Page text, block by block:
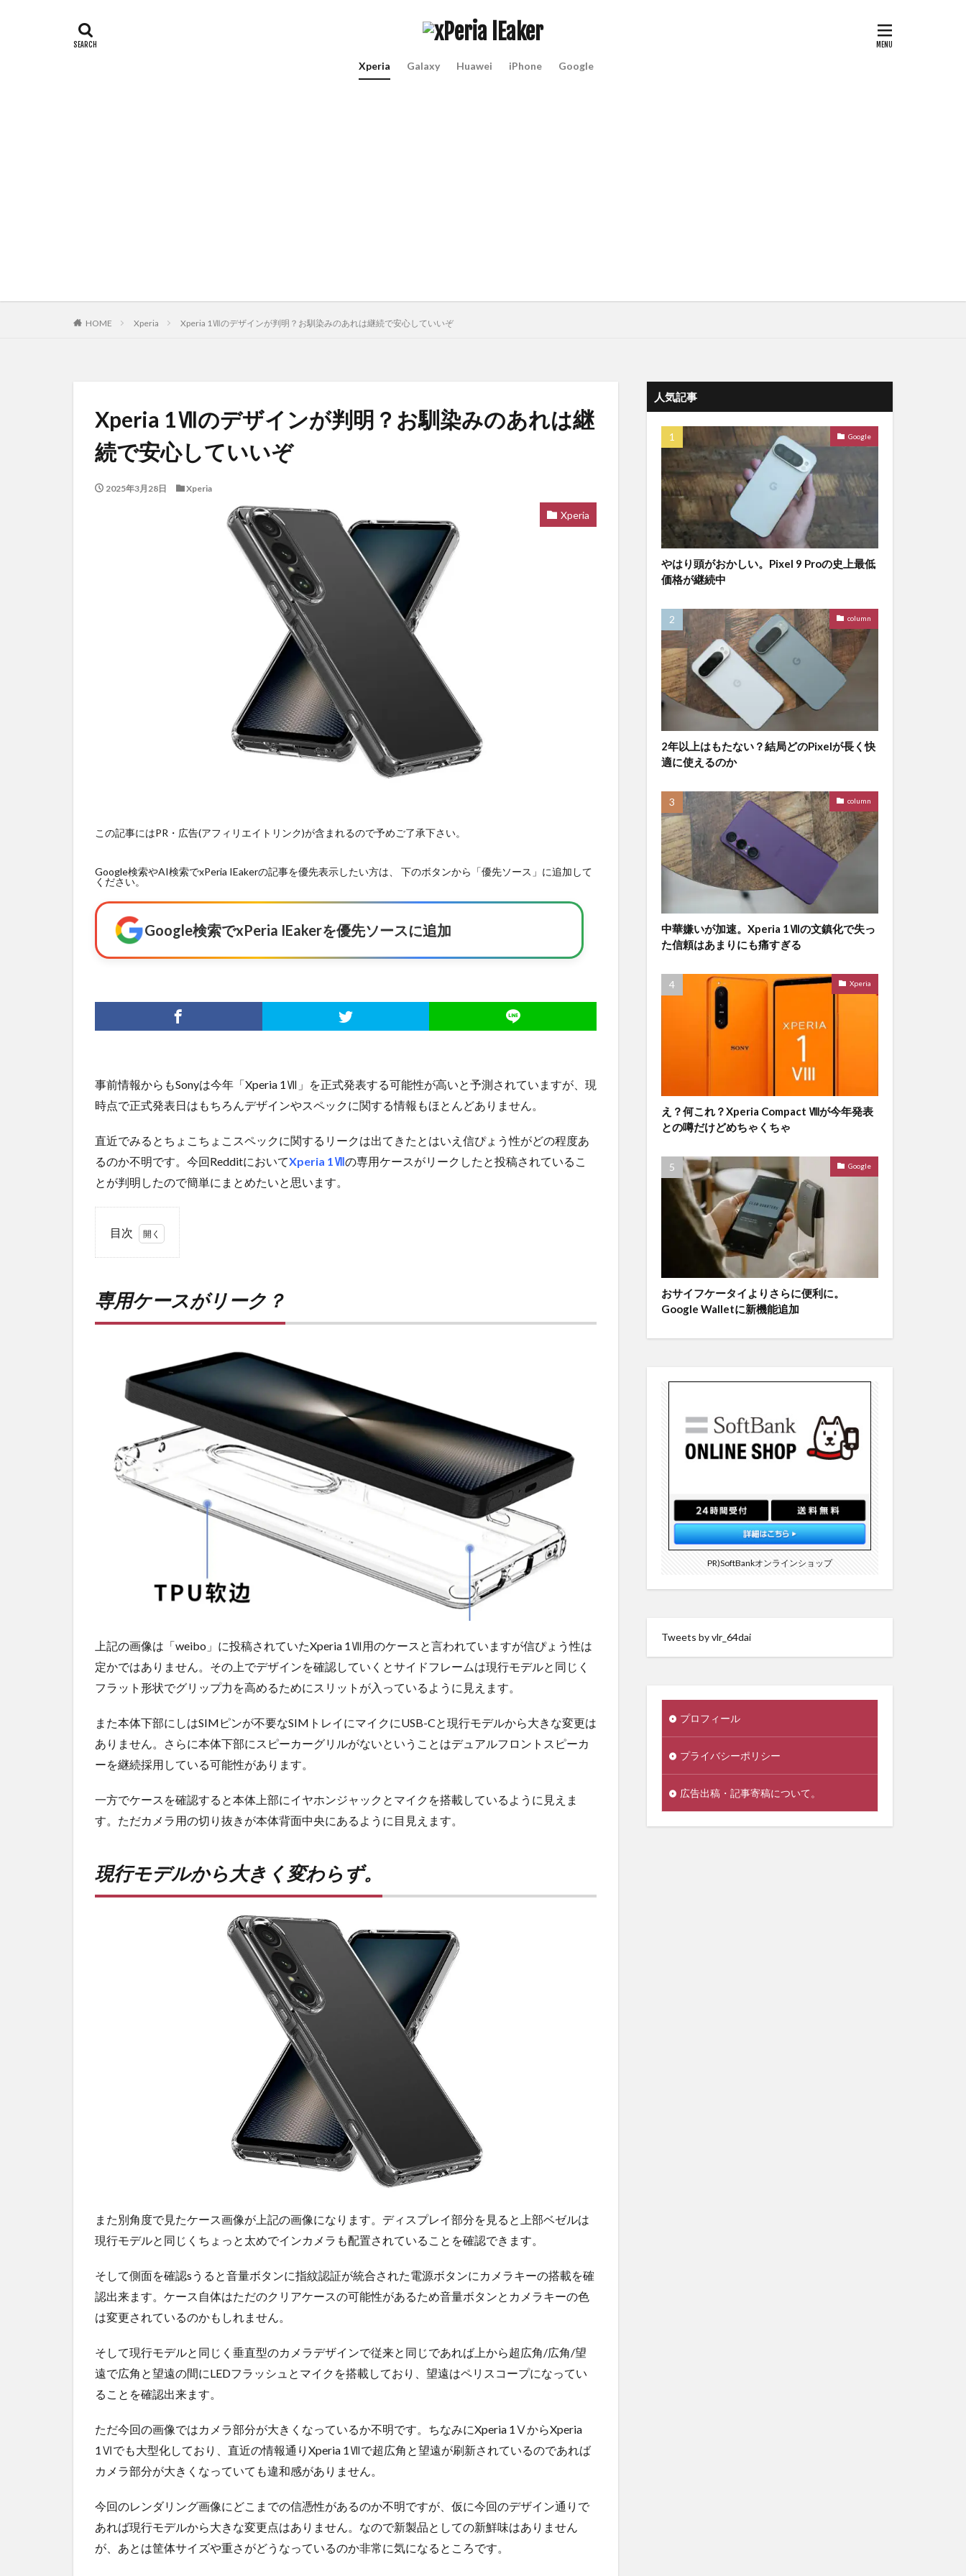
Xperia Galaxy Huawei iPhone Google
HOME Xperia Xperia 1Ⅶのデザインが判明？お馴染みのあれは継続で安心していいぞ
Xperia 1Ⅶのデザインが判明？お馴染みのあれは継
続で安心していいぞ
2025年3月28日 Xperia
Xperia
この記事にはPR・広告(アフィリエイトリンク)が含まれるので予めご了承下さい。
Google検索やAI検索でxPeria IEakerの記事を優先表示したい方は、 下のボタンから「優先ソース」に追加して
ください。
Google検索でxPeria IEakerを優先ソースに追加
事前情報からもSonyは今年「Xperia 1Ⅶ」を正式発表する可能性が高いと予測されていますが、現
時点で正式発表日はもちろんデザインやスペックに関する情報もほとんどありません。
直近でみるとちょこちょこスペックに関するリークは出てきたとはいえ信ぴょう性がどの程度あ
るのか不明です。今回RedditにおいてXperia 1Ⅶの専用ケースがリークしたと投稿されているこ
とが判明したので簡単にまとめたいと思います。
目次
スが
モデ
ルか
変わ
ら
ず。
ンシ
ョッ
プが
おす
め！
専用ケースがリーク？
上記の画像は「weibo」に投稿されていたXperia 1Ⅶ用のケースと言われていますが信ぴょう性は
定かではありません。その上でデザインを確認していくとサイドフレームは現行モデルと同じく
フラット形状でグリップ力を高めるためにスリットが入っているように見えます。
また本体下部にしはSIMピンが不要なSIMトレイにマイクにUSB-Cと現行モデルから大きな変更は
ありません。さらに本体下部にスピーカーグリルがないということはデュアルフロントスピーカ
ーを継続採用している可能性があります。
一方でケースを確認すると本体上部にイヤホンジャックとマイクを搭載しているように見えま
す。ただカメラ用の切り抜きが本体背面中央にあるように目見えます。
現行モデルから大きく変わらず。
また別角度で見たケース画像が上記の画像になります。ディスプレイ部分を見ると上部ベゼルは
現行モデルと同じくちょっと太めでインカメラも配置されていることを確認できます。
そして側面を確認sうると音量ボタンに指紋認証が統合された電源ボタンにカメラキーの搭載を確
認出来ます。ケース自体はただのクリアケースの可能性があるため音量ボタンとカメラキーの色
は変更されているのかもしれません。
そして現行モデルと同じく垂直型のカメラデザインで従来と同じであれば上から超広角/広角/望
遠で広角と望遠の間にLEDフラッシュとマイクを搭載しており、望遠はペリスコープになってい
ることを確認出来ます。
ただ今回の画像ではカメラ部分が大きくなっているか不明です。ちなみにXperia 1ⅤからXperia
1Ⅵでも大型化しており、直近の情報通りXperia 1Ⅶで超広角と望遠が刷新されているのであれば
カメラ部分が大きくなっていても違和感がありません。
今回のレンダリング画像にどこまでの信憑性があるのか不明ですが、仮に今回のデザイン通りで
あれば現行モデルから大きな変更点はありません。なので新製品としての新鮮味はありません
が、あとは筐体サイズや重さがどうなっているのか非常に気になるところです。
人気記事
Google
やはり頭がおかしい。Pixel 9 Proの史上最低
価格が継続中
column
2年以上はもたない？結局どのPixelが長く快
適に使えるのか
column
中華嫌いが加速。Xperia 1Ⅶの文鎮化で失っ
た信頼はあまりにも痛すぎる
Xperia
え？何これ？Xperia Compact Ⅷが今年発表
との噂だけどめちゃくちゃ
Google
おサイフケータイよりさらに便利に。
Google Walletに新機能追加
PR)SoftBankオンラインショップ
Tweets by vlr_64dai
プロフィール
プライバシーポリシー
広告出稿・記事寄稿について。